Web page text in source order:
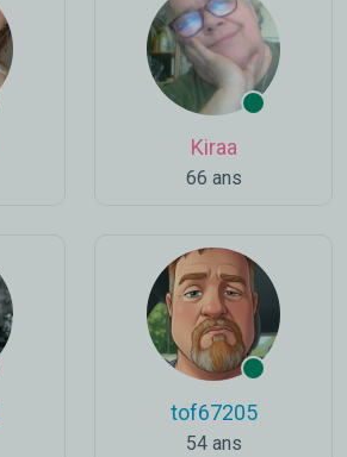
Kiraa
66 ans
tof67205
54 ans